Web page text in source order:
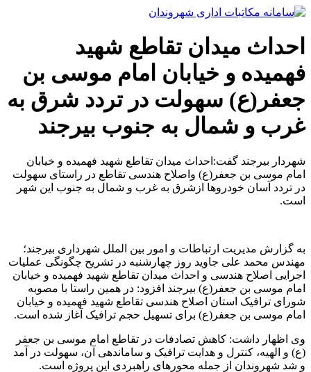
پرش
محتوا
احداث میدان تقاطع شهید
فهمیده و خیابان امام موسی بن
جعفر(ع) سهولت در تردد شرق به
غرب و شمال به جنوب بیرجند
شهردار بیرجند گفت:احداث میدان تقاطع شهید فهمیده و خیابان
امام موسی بن جعفر(ع) واصلاح هندسی تقاطع در راستای سهولت
در تردد آسان خودروها ازشرق به غرب و شمال به جنوب این شهر
است.
به گزارش مدیریت ارتباطات و امور بین الملل شهرداری بیرجند؛
مهندس محمد علی جاوید روز چهارشنبه در تشریح چگونگی عملیات
اجرایی اصلاح هندسی و احداث میدان تقاطع شهید فهمیده و خیابان
امام موسی بن جعفر(ع) بیرجند افزود: در همین راستا با مصوبه
شورای ترافیک استان اصلاح هندسی تقاطع شهید فهمیده و خیابان
امام موسی بن جعفر(ع) برای تسهیل حجم ترافیک آغاز شده است.
وی اظهار داشت: کاهش تصادفات در تقاطع امام موسی بن جعفر
(ع) و الهیه، کنترل و هدایت ترافیک و ساماندهی آن، سهولت در آمد
و شد شهروندان از جمله محورهای راهبردی این پروژه است.